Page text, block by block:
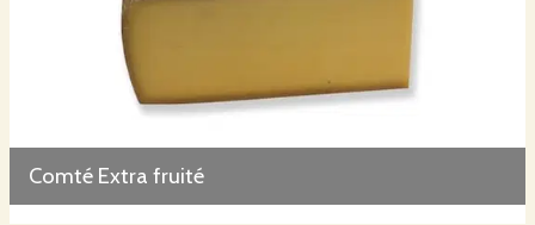
Comté Extra fruité